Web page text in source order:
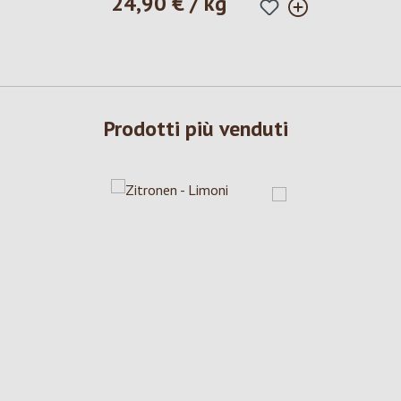
Prezzo normale:
Prodotti più venduti